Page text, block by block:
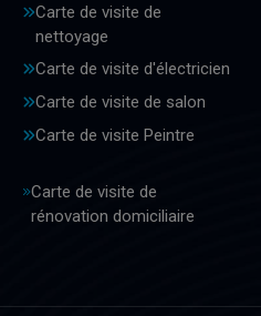
Carte de visite de
nettoyage
Carte de visite d'électricien
Carte de visite de salon
Carte de visite Peintre
Carte de visite de
rénovation domiciliaire